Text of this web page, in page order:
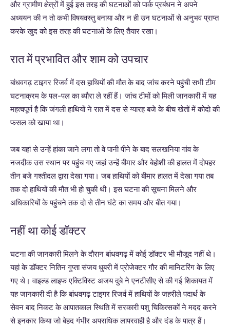
और ग्रामीण क्षेत्रों में हुई इस तरह की घटनाओं को पार्क प्रबंधन ने अपने
अध्ययन की न तो कभी विषयवस्तु बनाया और न ही उन घटनाओं से अनुभव प्राप्त
करके खुद को इस तरह की घटनाओं के लिए तैयार रखा।
रात में प्रभावित और शाम को उपचार
बांधवगढ़ टाइगर रिजर्व में दस हाथियों की मौत के बाद जांच करने पहुंची सभी टीम
घटनाक्रम के पल-पल का ब्यौरा ले रहीं हैं। जांच टीमों को मिली जानकारी में यह
महत्वपूर्ण है कि जंगली हाथियों ने रात में दस से ग्यारह बजे के बीच खेतों में कोदो की
फसल को खाया था।
जब यहां से उन्हें हांका जाने लगा तो वे पानी पीने के बाद सलखनिया गांव के
नजदीक उस स्थान पर पहुंच गए जहां उन्हें बीमार और बेहोशी की हालत में दोपहर
तीन बजे गश्तीदल द्वारा देखा गया। जब हाथियों को बीमार हालत में देखा गया तब
तक दो हाथियों की मौत भी हो चुकी थी। इस घटना की सूचना मिलने और
अधिकारियों के पहुंचने तक दो से तीन घंटे का समय और बीत गया।
नहीं था कोई डॉक्टर
घटना की जानकारी मिलने के दौरान बांधवगढ़ में कोई डॉक्टर भी मौजूद नहीं थे।
यहां के डॉक्टर नितिन गुप्ता संजय धुबरी में प्रोजेक्टर गौर की मानिटरिंग के लिए
गए थे। वाइल्ड लाइफ एक्टिविस्ट अजय दुबे ने एनटीसीए से की गई शिकायत में
यह जानकारी दी है कि बांधवगढ़ टाइगर रिजर्व में हाथियों के जहरीले पदार्थ के
सेवन बाद निकट के आपातकाल स्थिति में सरकारी पशु चिकित्सकों ने मदद करने
से इनकार किया जो बेहद गंभीर अपराधिक लापरवाही है और दंड के पात्र हैं।